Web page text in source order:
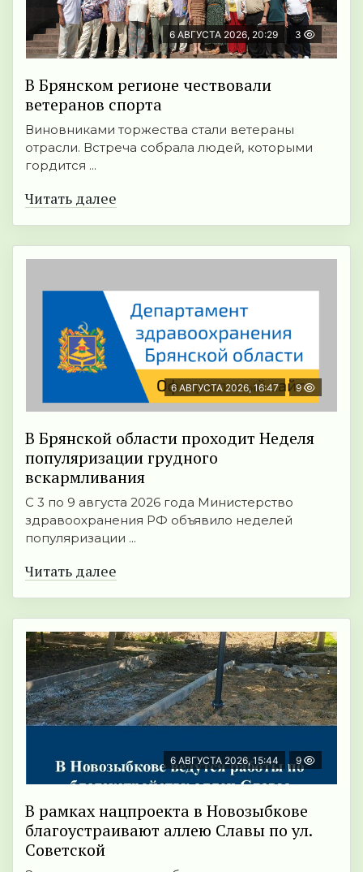
6 АВГУСТА 2026, 20:29 3
В Брянском регионе чествовали
ветеранов спорта
Виновниками торжества стали ветераны
отрасли. Встреча собрала людей, которыми
гордится ...
Читать далее
6 АВГУСТА 2026, 16:47 9
В Брянской области проходит Неделя
популяризации грудного
вскармливания
С 3 по 9 августа 2026 года Министерство
здравоохранения РФ объявило неделей
популяризации ...
Читать далее
6 АВГУСТА 2026, 15:44 9
В рамках нацпроекта в Новозыбкове
благоустраивают аллею Славы по ул.
Советской